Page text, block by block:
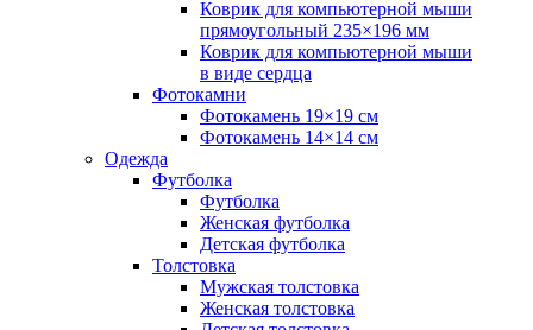
Коврик для компьютерной мыши
прямоугольный 235×196 мм
Коврик для компьютерной мыши
в виде сердца
Фотокамни
Фотокамень 19×19 см
Фотокамень 14×14 см
Одежда
Футболка
Футболка
Женская футболка
Детская футболка
Толстовка
Мужская толстовка
Женская толстовка